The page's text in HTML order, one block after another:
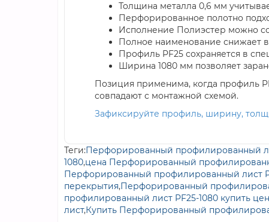
Толщина металла 0,6 мм
Перфорированное полотно
Исполнение Полиэстер можно
Полное наименование снижает
Профиль PF25 сохраняется в
Ширина 1080 мм позволяет
Позиция применима, когда профиль
совпадают с монтажной схемой.
Зафиксируйте профиль, ширину,
Теги:Перфорированный профилированный
1080,цена Перфорированный
Перфорированный профилированный лист
перекрытия,Перфорированный
профилированный лист PF25-1080 купить
лист,Купить Перфорированный